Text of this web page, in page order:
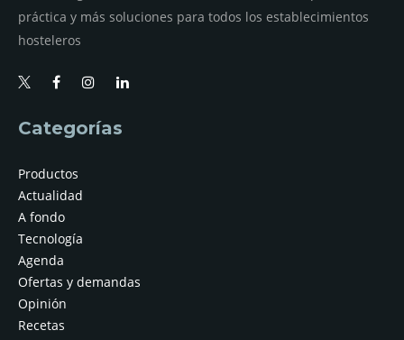
práctica y más soluciones para todos los establecimientos
hosteleros
Categorías
Productos
Actualidad
A fondo
Tecnología
Agenda
Ofertas y demandas
Opinión
Recetas